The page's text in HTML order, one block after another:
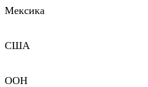
Мексика
США
ООН